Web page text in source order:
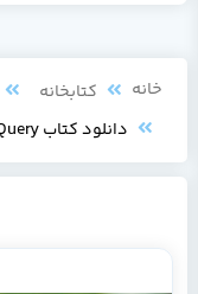
کتابخانه
JQuery
دانلود کتاب Learning jQuery